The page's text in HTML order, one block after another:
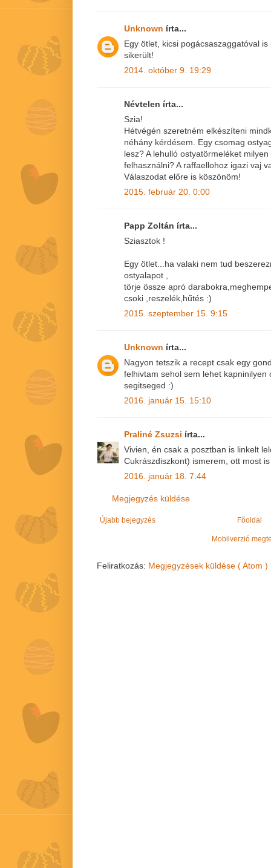
Unknown írta...
Egy ötlet, kicsi pogácsaszaggatóval
sikerült!
2014. október 9. 19:29
Névtelen írta...
Szia!
Hétvégén szeretném elkészíteni
néhány kérdésem. Egy csomag
lesz? A lehulló ostyatörmeléket
felhasználni? A raffaellohoz igazi vaj
Válaszodat előre is köszönöm!
2015. február 20. 0:00
Papp Zoltán írta...
Sziasztok !
Egy ötlet...ha valaki nem tud
ostyalapot ,
törje össze apró
csoki ,reszelék,hűtés :)
2015. szeptember 15. 9:15
Unknown írta...
Nagyon tetszik a recept csak egy
felhivtam sehol sem lehet
segitseged :)
2016. január 15. 15:10
Praliné Zsuzsi írta...
Vivien, én csak a posztban is linkelt
Cukrászdiszkont) ismerem, ott most
2016. január 18. 7:44
Megjegyzés küldése
Újabb bejegyzés Főoldal
Mobilverzió
Feliratkozás: Megjegyzések küldése ( Atom )